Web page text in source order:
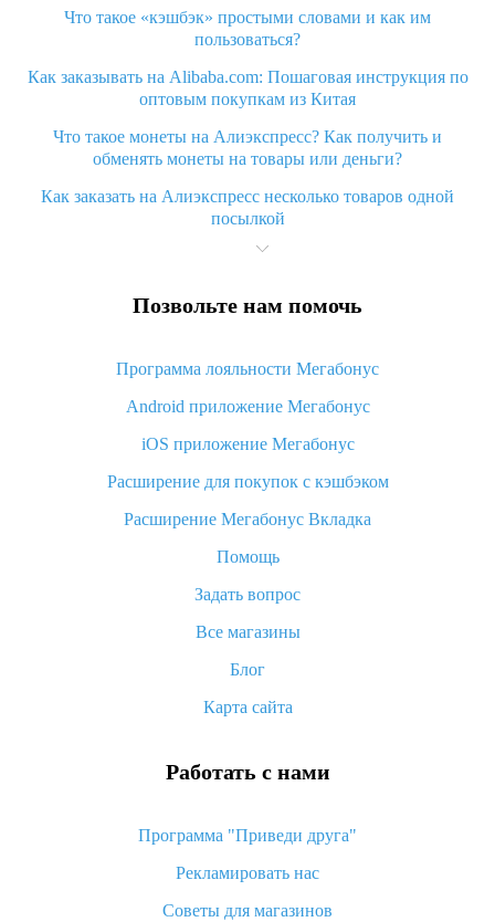
Что такое «кэшбэк» простыми словами и как им
пользоваться?
Как заказывать на Alibaba.com: Пошаговая инструкция по
оптовым покупкам из Китая
Что такое монеты на Алиэкспресс? Как получить и
обменять монеты на товары или деньги?
Как заказать на Алиэкспресс несколько товаров одной
посылкой
Что значит статус «Заказ закрыт» на Алиэкспресс и что
Что делать, если Алиэкспресс просит ввести паспортные
Как узнать, куда пришла посылка с Алиэкспресс
Вы отменили заказ на Алиэкспресс, когда вернут деньги?
Что такое баллы на Алиэкспресс, как их получить и
«AliExpress Standard Shipping»: что это за метод доставки и
как его отслеживать
Как покупать оптом на Алиэкспресс
Что делать, если не пришел товар с Алиэкспресс
возврата денег
Позвольте нам помочь
Программа лояльности Мегабонус
Android приложение Мегабонус
iOS приложение Мегабонус
Расширение для покупок с кэшбэком
Расширение Мегабонус Вкладка
Помощь
Задать вопрос
Все магазины
Блог
Карта сайта
Работать с нами
Программа "Приведи друга"
Рекламировать нас
Советы для магазинов